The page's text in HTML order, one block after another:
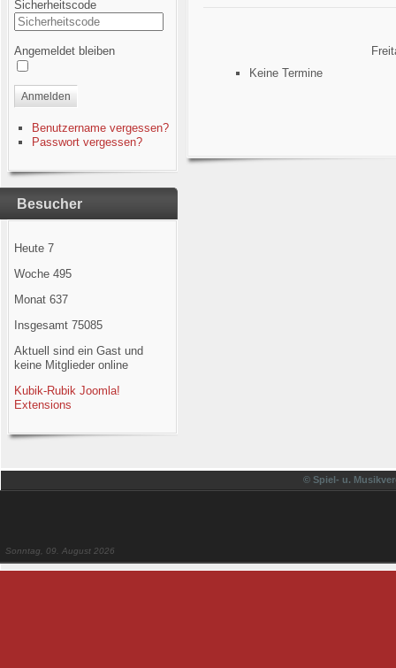
Sicherheitscode
Angemeldet bleiben
Anmelden
Benutzername vergessen?
Passwort vergessen?
Besucher
Heute 7
Woche 495
Monat 637
Insgesamt 75085
Aktuell sind ein Gast und
keine Mitglieder online
Kubik-Rubik Joomla!
Extensions
Keine Termine
© Spiel- u.
Sonntag, 09. August 2026